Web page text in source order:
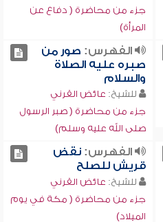
جزء من محاضرة ( دفاع عن
المرأة)
الفهرس: صور من
صبره عليه الصلاة
والسلام
للشيخ: عائض القرني
جزء من محاضرة ( صبر الرسول
صلى الله عليه وسلم)
الفهرس:نقض
قريش للصلح
للشيخ: عائض القرني
جزء من محاضرة ( مكة في يوم
الميلاد)